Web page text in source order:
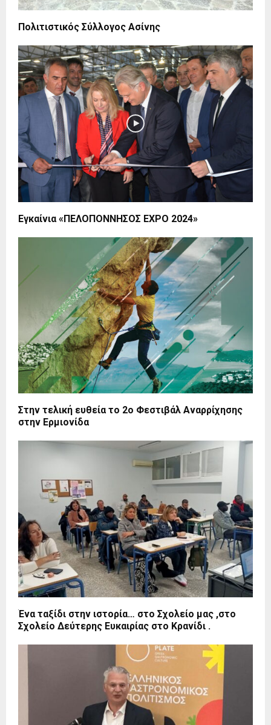
Πολιτιστικός Σύλλογος Ασίνης
Εγκαίνια «ΠΕΛΟΠΟΝΝΗΣΟΣ EXPO 2024»
Στην τελική ευθεία το 2o Φεστιβάλ Αναρρίχησης
στην Ερμιονίδα
Ένα ταξίδι στην ιστορία… στο Σχολείο μας ,στο
Σχολείο Δεύτερης Ευκαιρίας στο Κρανίδι .